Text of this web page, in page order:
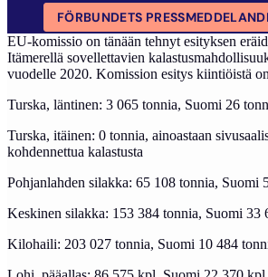
FÖRBUNDETS
EU-komissio on tänään tehnyt esityksen
Itämerellä sovellettavien
vuodelle 2020. Komission esitys kiintiöistä
Turska, läntinen: 3 065 tonnia, Suomi 26
Turska, itäinen: 0 tonnia, ainoastaan
kohdennettua kalastusta
Pohjanlahden silakka: 65 108 tonnia, Suomi
Keskinen silakka: 153 384 tonnia, Suomi 33
Kilohaili: 203 027 tonnia, Suomi 10 484